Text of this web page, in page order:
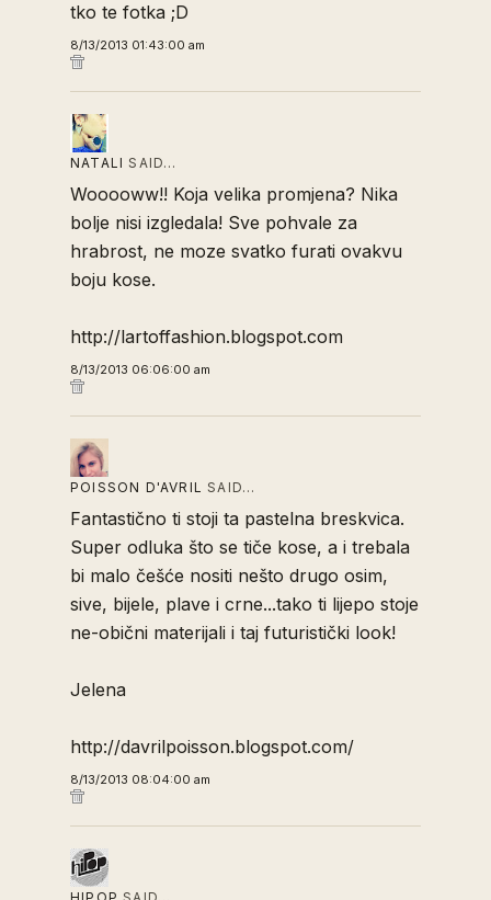
tko te fotka ;D
8/13/2013 01:43:00 am
NATALI SAID…
Wooooww!! Koja velika promjena? Nika
bolje nisi izgledala! Sve pohvale za
hrabrost, ne moze svatko furati ovakvu
boju kose.
http://lartoffashion.blogspot.com
8/13/2013 06:06:00 am
POISSON D'AVRIL SAID…
Fantastično ti stoji ta pastelna breskvica.
Super odluka što se tiče kose, a i trebala
bi malo češće nositi nešto drugo osim,
sive, bijele, plave i crne...tako ti lijepo stoje
ne-obični materijali i taj futuristički look!
Jelena
http://davrilpoisson.blogspot.com/
8/13/2013 08:04:00 am